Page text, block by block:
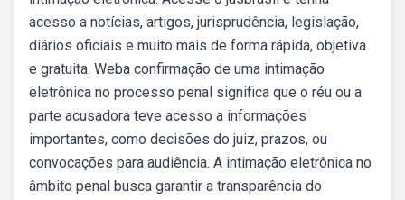
acesso a notícias, artigos, jurisprudência, legislação,
diários oficiais e muito mais de forma rápida, objetiva
e gratuita. Weba confirmação de uma intimação
eletrônica no processo penal significa que o réu ou a
parte acusadora teve acesso a informações
importantes, como decisões do juiz, prazos, ou
convocações para audiência. A intimação eletrônica no
âmbito penal busca garantir a transparência do